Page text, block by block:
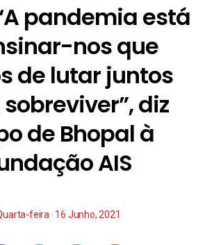
pandemia está
nos que
de lutar juntos
diz
de Bhopal à
AIS
feira · 16 Junho, 2021